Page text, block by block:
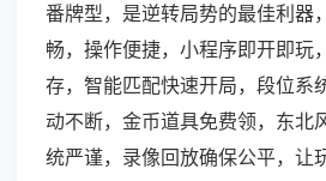
番牌型，是逆转局势的最佳利器
畅，操作便捷，小程序即开即玩
存，智能匹配快速开局，段位系
动不断，金币道具免费领，东北
统严谨，录像回放确保公平，让